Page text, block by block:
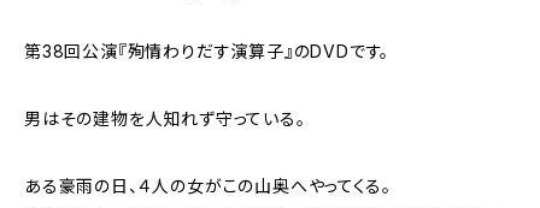
第38回公演『殉情わりだす演算子』のDVDです。
男はその建物を人知れず守っている。
ある豪雨の日、４人の女がこの山奥へやってくる。